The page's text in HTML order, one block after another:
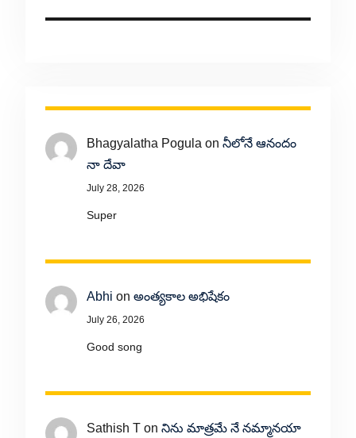
Bhagyalatha Pogula on నీలోనే ఆనందం
నా దేవా
July 28, 2026
Super
Abhi on అంత్యకాల అభిషేకం
July 26, 2026
Good song
Sathish Ton నిను మాత్రమే నే నమ్మానయా